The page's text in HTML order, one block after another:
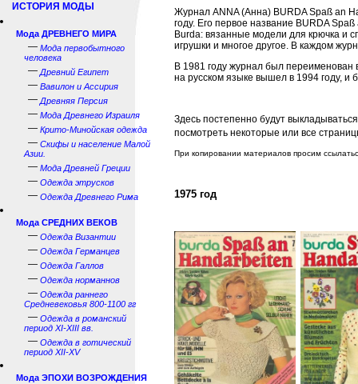
ИСТОРИЯ МОДЫ
Мода ДРЕВНЕГО МИРА
— Мода первобытного
человека
— Древний Египет
— Вавилон и Ассирия
— Древняя Персия
— Мода Древнего Израиля
— Крито-Минойская одежда
— Скифы и население Малой
Азии.
— Мода Древней Греции
— Одежда этрусков
— Одежда Древнего Рима
Мода СРЕДНИХ ВЕКОВ
— Одежда Византии
— Одежда Германцев
— Одежда Галлов
— Одежда норманнов
— Одежда раннего
Средневековья 800-1100 гг
— Одежда в романский
период XI-XIII вв.
— Одежда в готический
период XII-XV
Мода ЭПОХИ ВОЗРОЖДЕНИЯ
Журнал ANNA (Анна) BURDA Spaß an
году. Его первое название BURDA
Burda: вязанные модели для крючка и
игрушки и многое другое. В каждом
В 1981 году журнал был
на русском языке вышел в 1994 году,
Здесь постепенно будут
посмотреть некоторые или все
При копировании материалов просим
1975 год